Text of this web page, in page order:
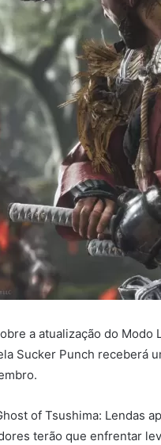
a atualização do Modo
Sucker Punch receberá
of Tsushima: Lendas
terão que enfrentar